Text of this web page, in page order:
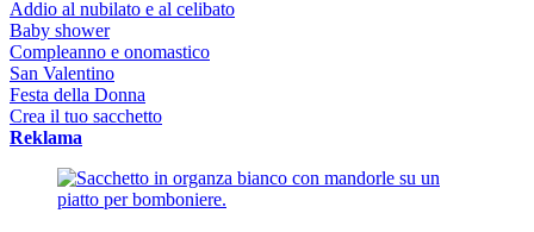
Addio al nubilato e al celibato
Baby shower
Compleanno e onomastico
San Valentino
Festa della Donna
Crea il tuo sacchetto
Reklama